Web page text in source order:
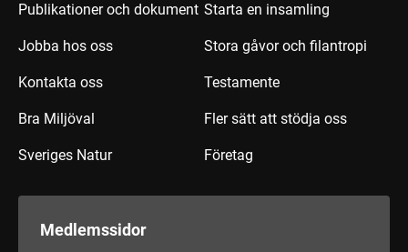
Publikationer och dokument
Jobba hos oss
Kontakta oss
Bra Miljöval
Sveriges Natur
Starta en insamling
Stora gåvor och filantropi
Testamente
Fler sätt att stödja oss
Företag
Medlemssidor